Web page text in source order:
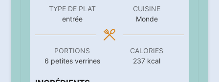
TYPE DE PLAT
entrée
CUISINE
Monde
PORTIONS
6 petites verrines
CALORIES
237 kcal